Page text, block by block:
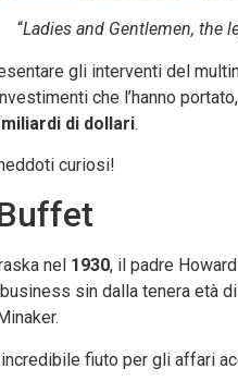
“Ladies and Gentlemen, the
gli interventi del
che l’hanno
miliardi di dollari.
curiosi!
nel 1930, il padre
sin dalla tenera età
fiuto per gli affari